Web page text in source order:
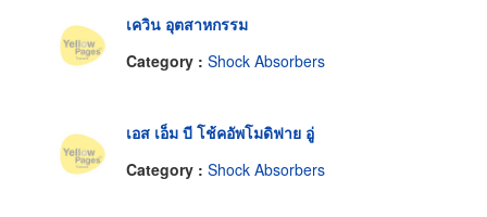
เควิน อุตสาหกรรม
Category : Shock Absorbers
เอส เอ็ม บี โช้คอัพโมดิฟาย อู่
Category : Shock Absorbers